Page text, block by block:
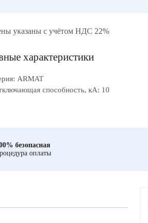
указаны с учётом НДС 22%
характеристики
ARMAT
способность, кА: 10
безопасная
оплаты